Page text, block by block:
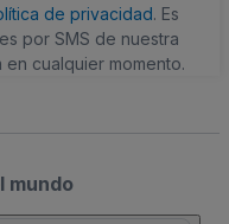
de privacidad. Es
por SMS de nuestra
cualquier momento.
mundo